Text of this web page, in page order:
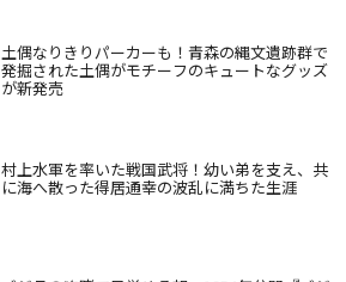
土偶なりきりパーカーも！青森の縄文遺跡群で
発掘された土偶がモチーフのキュートなグッズ
が新発売
村上水軍を率いた戦国武将！幼い弟を支え、共
に海へ散った得居通幸の波乱に満ちた生涯